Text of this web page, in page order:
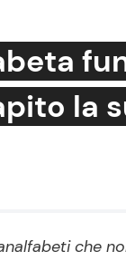
la
che